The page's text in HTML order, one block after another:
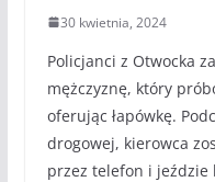
30 kwietnia, 2024
Policjanci z Otwocka
mężczyznę, który
oferując łapówkę.
drogowej, kierowca
przez telefon i jeździe